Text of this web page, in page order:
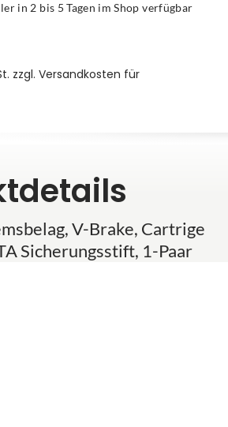
in 2 bis 5 Tagen im Shop verfügbar
zzgl. Versandkosten für
V-Brake, Cartrige
Sicherungsstift, 1-Paar